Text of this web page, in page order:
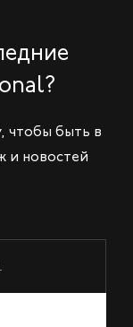
чтобы быть в
и новостей